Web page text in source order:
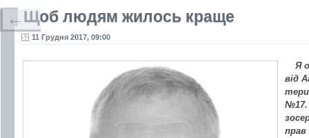
Щоб людям жилось краще
11 Грудня 2017, 09:00
Я
від
№17.
прав
←